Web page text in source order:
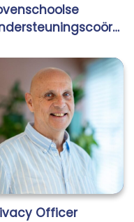
Officer